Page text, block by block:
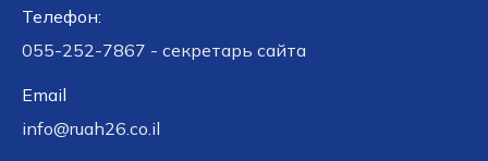
Телефон:
055-252-7867 - секретарь сайта
Email
info@ruah26.co.il